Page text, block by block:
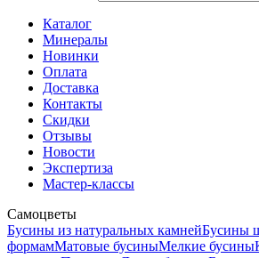
Каталог
Минералы
Новинки
Оплата
Доставка
Контакты
Скидки
Отзывы
Новости
Экспертиза
Мастер-классы
Самоцветы
Бусины из натуральных камнейБусины
формамМатовые бусиныМелкие бусины